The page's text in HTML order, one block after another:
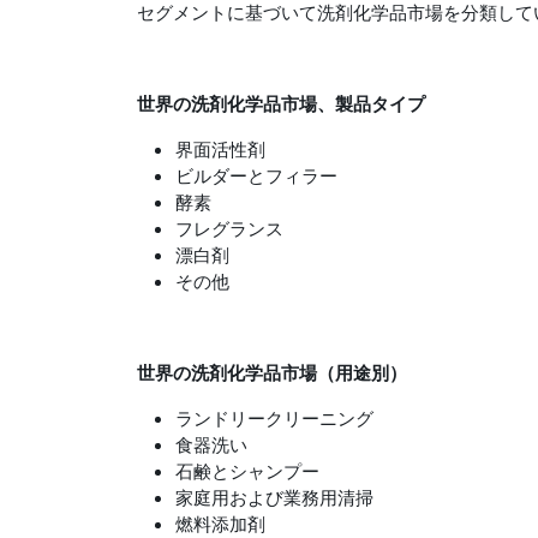
セグメントに基づいて洗剤化学品市場を分類し
世界の洗剤化学品市場、製品タイプ
界面活性剤
ビルダーとフィラー
酵素
フレグランス
漂白剤
その他
世界の洗剤化学品市場（用途別）
ランドリークリーニング
食器洗い
石鹸とシャンプー
家庭用および業務用清掃
燃料添加剤